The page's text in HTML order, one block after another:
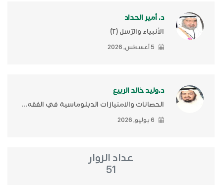
د. أمير الحداد
الأنبياء والرّسل (٢)ّ
5 أغسطس, 2026
د.وليد خالد الربيع
الحصانات والامتيازات الدبلوماسية في الفقه...
6 يوليو, 2026
عداد الزوار
51